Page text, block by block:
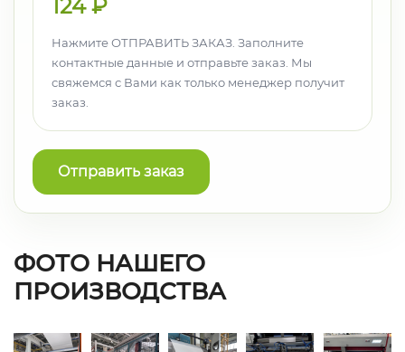
124₽
Нажмите ОТПРАВИТЬ ЗАКАЗ. Заполните
контактные данные и отправьте заказ. Мы
свяжемся с Вами как только менеджер получит
заказ.
Отправить заказ
ФОТО НАШЕГО
ПРОИЗВОДСТВА